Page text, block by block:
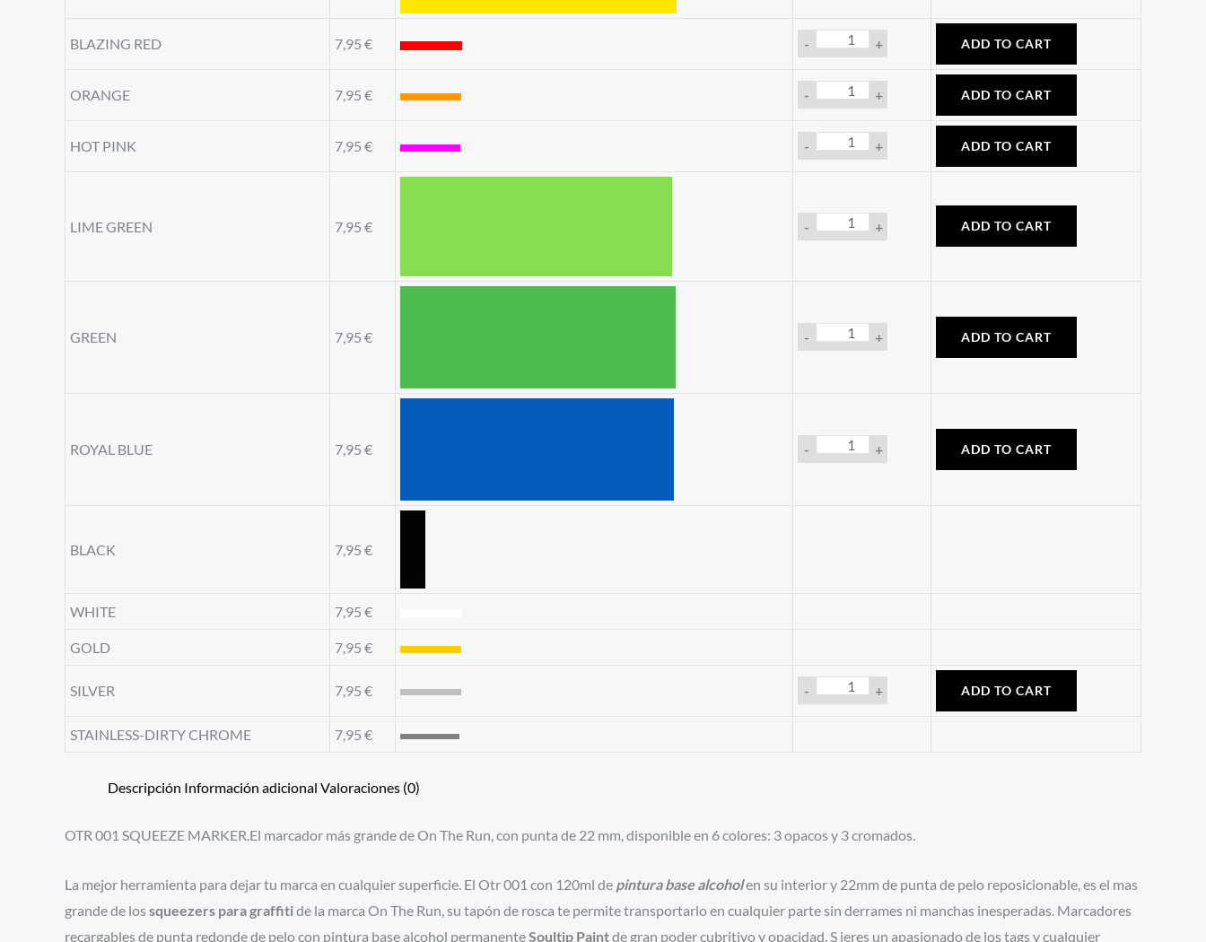
BLAZING RED 7,95 € - + ADD TO CART
ORANGE 7,95 € - + ADD TO CART
HOT PINK 7,95 € - + ADD TO CART
LIME GREEN 7,95 € - + ADD TO CART
GREEN 7,95 € - + ADD TO CART
ROYAL BLUE 7,95 € - + ADD TO CART
BLACK 7,95 €
WHITE 7,95 €
GOLD 7,95 €
SILVER 7,95 € - + ADD TO CART
STAINLESS-DIRTY CHROME 7,95 €
Descripción Información adicional Valoraciones (0)
OTR 001 SQUEEZE MARKER.El marcador más grande de On The Run, con punta de 22 mm, disponible en 6 colores: 3 opacos y 3 cromados.
La mejor herramienta para dejar tu marca en cualquier superficie. El Otr 001 con 120ml de pintura base alcoholen su interior y 22mm de punta de pelo reposicionable, es el mas
grande de lossqueezers para graffitide la marca On The Run, su tapón de rosca te permite transportarlo en cualquier parte sin derrames ni manchas inesperadas. Marcadores
recargables de punta redonde de pelo con pintura base alcohol permanente Soultip Paintde gran poder cubritivo y opacidad. S ieres un apasionado de los tags y cualquier